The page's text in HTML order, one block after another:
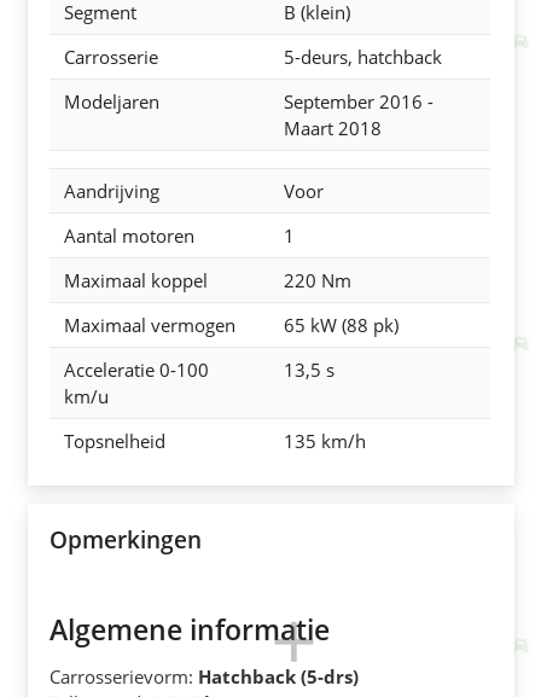
Segment
B (klein)
Carrosserie
5-deurs, hatchback
Modeljaren
September 2016 -
Maart 2018
Aandrijving
Voor
Aantal motoren
1
Maximaal koppel
220 Nm
Maximaal vermogen
65 kW (88 pk)
Acceleratie 0-100
km/u
13,5 s
Topsnelheid 135 km/h
Opmerkingen
Algemene informatie
Carrosserievorm: Hatchback (5-drs)